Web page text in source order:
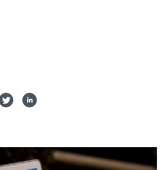
teilen
WhatsApp teilen
Auf Twitter teilen
Auf LinkedIn teilen